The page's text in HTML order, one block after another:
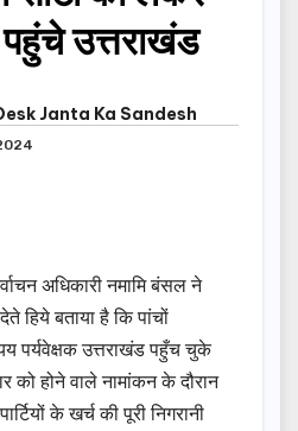
पहुंचे उत्तराखंड
Janta Ka Sandesh
अधिकारी नमामि बंसल ने
हिये बताया है कि पांचों
पर्यवेक्षक उत्तराखंड पहुँच चुके
को होने वाले नामांकन के दौरान
के खर्च की पूरी निगरानी